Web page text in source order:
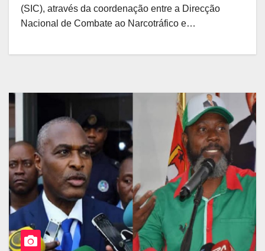
(SIC), através da coordenação entre a Direcção
Nacional de Combate ao Narcotráfico e…